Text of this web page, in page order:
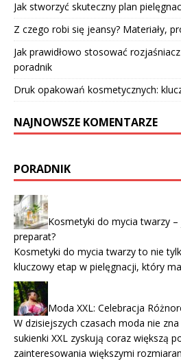
Jak stworzyć skuteczny plan
Z czego robi się jeansy? Materiały,
Jak prawidłowo stosować
poradnik
Druk opakowań kosmetycznych:
NAJNOWSZE KOMENTARZE
PORADNIK
Kosmetyki do mycia twarzy
preparat?
Kosmetyki do mycia twarzy to nie
kluczowy etap w pielęgnacji, który
Moda XXL: Celebracja
W dzisiejszych czasach moda nie
sukienki XXL zyskują coraz większą
zainteresowania większymi